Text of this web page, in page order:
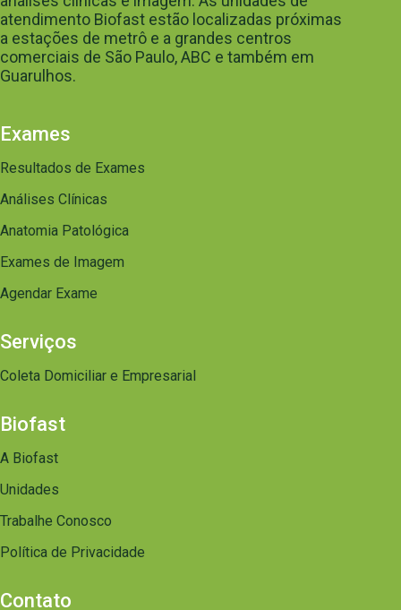
atendimento Biofast estão localizadas próximas
a estações de metrô e a grandes centros
comerciais de São Paulo, ABC e também em
Guarulhos.
Exames
Resultados de Exames
Análises Clínicas
Anatomia Patológica
Exames de Imagem
Agendar Exame
Serviços
Coleta Domiciliar e Empresarial
Biofast
A Biofast
Unidades
Trabalhe Conosco
Política de Privacidade
Contato